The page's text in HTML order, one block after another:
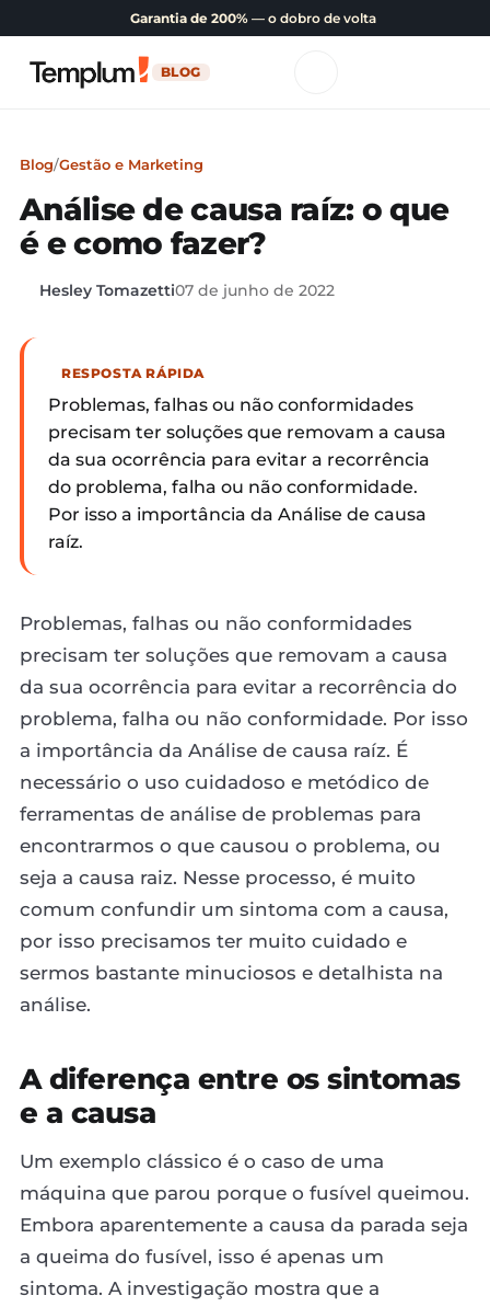
Garantia de 200% — o dobro de volta
BLOG
Blog/Gestão e Marketing
Análise de causa raíz: o que
é e como fazer?
Hesley Tomazetti07 de junho de 2022
RESPOSTA RÁPIDA
Problemas, falhas ou não conformidades
precisam ter soluções que removam a causa
da sua ocorrência para evitar a recorrência
do problema, falha ou não conformidade.
Por isso a importância da Análise de causa
raíz.
Problemas, falhas ou não conformidades
precisam ter soluções que removam a causa
da sua ocorrência para evitar a recorrência do
problema, falha ou não conformidade. Por isso
a importância da Análise de causa raíz. É
necessário o uso cuidadoso e metódico de
ferramentas de análise de problemas para
encontrarmos o que causou o problema, ou
seja a causa raiz. Nesse processo, é muito
comum confundir um sintoma com a causa,
por isso precisamos ter muito cuidado e
sermos bastante minuciosos e detalhista na
análise.
A diferença entre os sintomas
e a causa
Um exemplo clássico é o caso de uma
máquina que parou porque o fusível queimou.
Embora aparentemente a causa da parada seja
a queima do fusível, isso é apenas um
sintoma. A investigação mostra que a